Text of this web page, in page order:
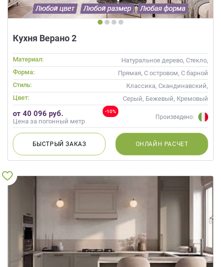
Кухня Верано 2
Материал:
Натуральное дерево, Стекло,
Массив
Форма:
Прямая, С островом, С барной
стойкой
Стиль:
Классика, Скандинавский,
Неоклассика
Цвет: Серый, Бежевый, Кремовый
-10%
от 40 096 руб.
Цена за погонный метр
Произведено:
БЫСТРЫЙЗАКАЗ ОНЛАЙН РАСЧЕТ